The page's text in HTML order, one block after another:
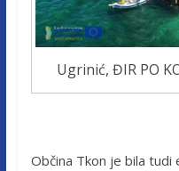
Ugrinić, ĐIR PO
Občina Tkon je bila